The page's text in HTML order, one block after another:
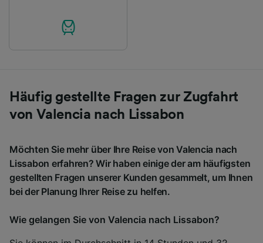
Häufig gestellte Fragen zur Zugfahrt
von Valencia nach Lissabon
Möchten Sie mehr über Ihre Reise von Valencia nach
Lissabon erfahren? Wir haben einige der am häufigsten
gestellten Fragen unserer Kunden gesammelt, um Ihnen
bei der Planung Ihrer Reise zu helfen.
Wie gelangen Sie von Valencia nach Lissabon?